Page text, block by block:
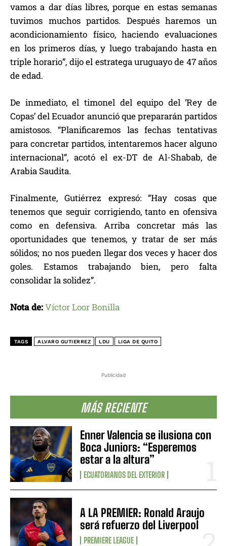
Publicidad
MÁS RECIENTE
Enner Valencia se ilusiona con
Boca Juniors: “Esperemos
estar a la altura”
ECUATORIANOS DEL EXTERIOR
A LA PREMIER: Ronald Araujo
será refuerzo del Liverpool
PREMIERE LEAGUE
vamos a dar días libres, porque en estas semanas
tuvimos muchos partidos. Después haremos un
acondicionamiento físico, haciendo evaluaciones
en los primeros días, y luego trabajando hasta en
triple horario”, dijo el estratega uruguayo de 47 años
de edad.
De inmediato, el timonel del equipo del ‘Rey de
Copas’ del Ecuador anunció que prepararán partidos
amistosos. “Planificaremos las fechas tentativas
para concretar partidos, intentaremos hacer alguno
internacional”, acotó el ex-DT de Al-Shabab, de
Arabia Saudita.
Finalmente, Gutiérrez expresó: “Hay cosas que
tenemos que seguir corrigiendo, tanto en ofensiva
como en defensiva. Arriba concretar más las
oportunidades que tenemos, y tratar de ser más
sólidos; no nos pueden llegar dos veces y hacer dos
goles. Estamos trabajando bien, pero falta
consolidar la solidez”.
Nota de:Víctor Loor Bonilla
TAGS ALVARO GUTIERREZ LDU LIGA DE QUITO